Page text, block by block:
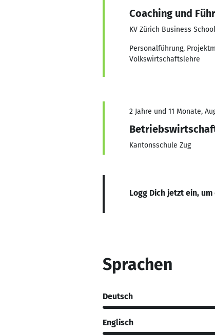
Coaching und
KV Zürich Business School
Personalführung,
Volkswirtschaftslehre
2 Jahre und 11 Monate,
Kantonsschule Zug
Logg Dich jetzt ein,
Sprachen
Deutsch
Englisch